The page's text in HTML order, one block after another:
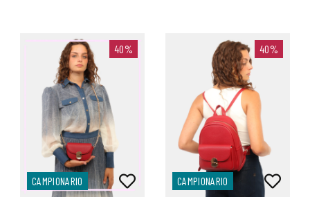
40%
CAMPIONARIO
40%
CAMPIONARIO